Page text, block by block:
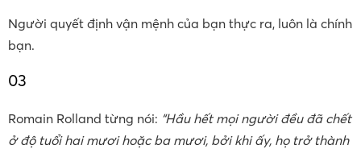
Người quyết định vận mệnh của bạn thực ra, luôn là chính
bạn.
03
Romain Rolland từng nói: “Hầu hết mọi người đều đã chết
ở độ tuổi hai mươi hoặc ba mươi, bởi khi ấy, họ trở thành